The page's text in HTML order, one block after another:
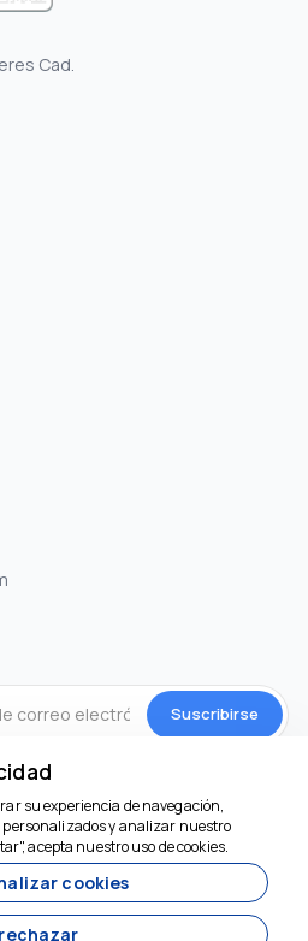
Cad.
Suscribirse
su experiencia de navegación,
y analizar nuestro
acepta nuestro uso de cookies.
cookies
rechazar
Estamos aquí para
ayudar